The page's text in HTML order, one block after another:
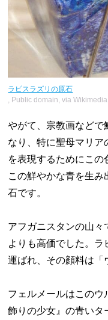
ラピスラズリの原石
, Public domain, via
やがて、宗教画などで
なり、特に聖母マリア
を表現するためにこの
この鮮やかな青を生
石です。
アフガニスタンの山々
よりも高価でした。ラ
運ばれ、その顔料は「
フェルメールはこの
飾りの少女』の青いタ